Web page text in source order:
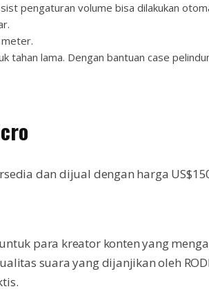
pengaturan volume bisa dilakukan
tahan lama. Dengan bantuan case
dan dijual dengan harga
para kreator konten yang
suara yang dijanjikan oleh